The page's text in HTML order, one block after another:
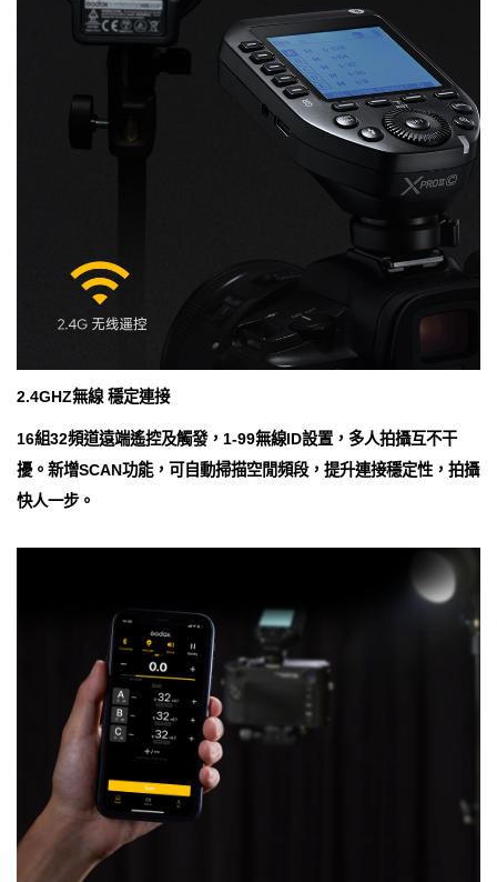
2.4GHZ無線 穩定連接
16組32頻道遠端遙控及觸發，1-99無線ID設置，多人拍攝互不干
擾。新增SCAN功能，可自動掃描空閒頻段，提升連接穩定性，拍攝
快人一步。